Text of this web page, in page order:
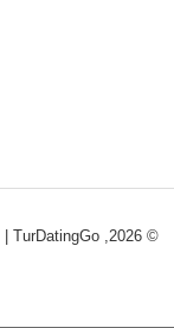
© 2026, TurDatingGo |